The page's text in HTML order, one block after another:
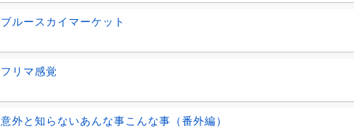
ブルースカイマーケット
フリマ感覚
意外と知らないあんな事こんな事（番外編）